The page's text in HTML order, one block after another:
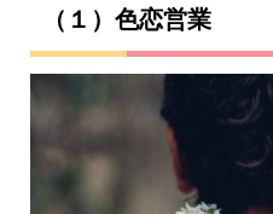
（１）色恋営業